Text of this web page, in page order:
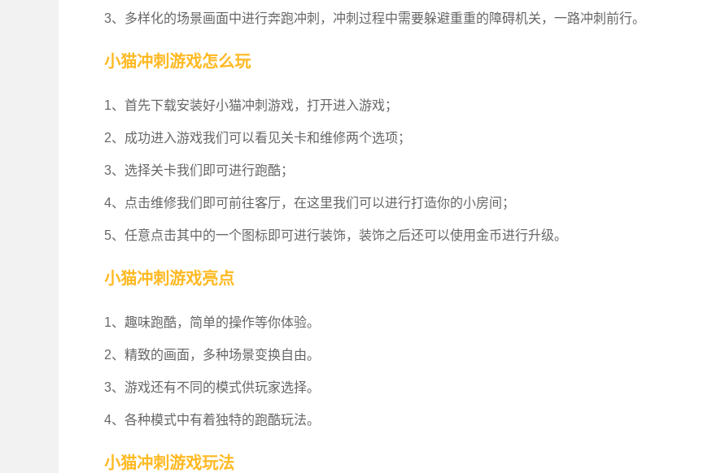
3、多样化的场景画面中进行奔跑冲刺，冲刺过程中需要躲避重重的障碍机关，一路冲刺前行。
小猫冲刺游戏怎么玩
1、首先下载安装好小猫冲刺游戏，打开进入游戏；
2、成功进入游戏我们可以看见关卡和维修两个选项；
3、选择关卡我们即可进行跑酷；
4、点击维修我们即可前往客厅，在这里我们可以进行打造你的小房间；
5、任意点击其中的一个图标即可进行装饰，装饰之后还可以使用金币进行升级。
小猫冲刺游戏亮点
1、趣味跑酷，简单的操作等你体验。
2、精致的画面，多种场景变换自由。
3、游戏还有不同的模式供玩家选择。
4、各种模式中有着独特的跑酷玩法。
小猫冲刺游戏玩法